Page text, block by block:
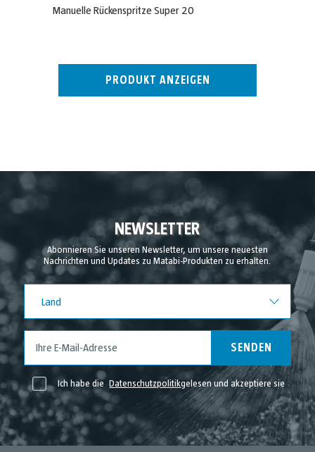
Manuelle Rückenspritze Super 20
PRODUKT ANZEIGEN
NEWSLETTER
Abonnieren Sie unseren Newsletter, um unsere neuesten
Nachrichten und Updates zu Matabi-Produkten zu erhalten.
Land
SENDEN
Ich habe die Datenschutzpolitikgelesen und akzeptiere sie